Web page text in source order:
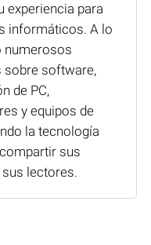
experiencia para
informáticos. A lo
numerosos
sobre software,
de PC,
y equipos de
la tecnología
sus
lectores.